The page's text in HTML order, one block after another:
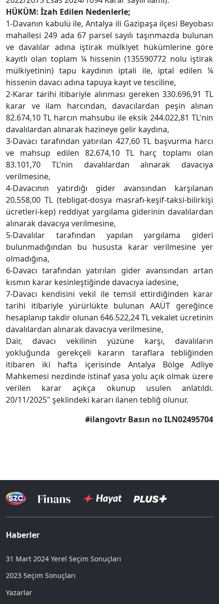
HÜKÜM: İzah Edilen Nedenlerle;
1-Davanın kabulü ile, Antalya ili Gazipaşa ilçesi Beyobası
mahallesi 249 ada 67 parsel sayılı taşınmazda bulunan
ve davalılar adına iştirak mülkiyet hükümlerine göre
kayıtlı olan toplam ¼ hissenin (135590772 nolu iştirak
mülkiyetinin) tapu kaydının iptali ile, iptal edilen ¼
hissenin davacı adına tapuya kayıt ve tesciline,
2-Karar tarihi itibariyle alınması gereken 330.696,91 TL
karar ve ilam harcından, davacılardan peşin alınan
82.674,10 TL harcın mahsubu ile eksik 244.022,81 TL'nin
davalılardan alınarak hazineye gelir kaydına,
3-Davacı tarafından yatırılan 427,60 TL başvurma harcı
ve mahsup edilen 82.674,10 TL harç toplamı olan
83.101,70 TL’nin davalılardan alınarak davacıya
verilmesine,
4-Davacının yatırdığı gider avansından karşılanan
20.558,00 TL (tebligat-dosya masrafı-keşif-taksi-bilirkişi
ücretleri-kep) reddiyat yargılama giderinin davalılardan
alınarak davacıya verilmesine,
5-Davalılar tarafından yapılan yargılama gideri
bulunmadığından bu hususta karar verilmesine yer
olmadığına,
6-Davacı tarafından yatırılan gider avansından artan
kısmın karar kesinleştiğinde davacıya iadesine,
7-Davacı kendisini vekil ile temsil ettirdiğinden karar
tarihi itibariyle yürürlükte bulunan AAÜT gereğince
hesaplanıp takdir olunan 646.522,24 TL vekalet ücretinin
davalılardan alınarak davacıya verilmesine,
Dair, davacı vekilinin yüzüne karşı, davalıların
yokluğunda gerekçeli kararın taraflara tebliğinden
itibaren iki hafta içerisinde Antalya Bölge Adliye
Mahkemesi nezdinde istinaf yasa yolu açık olmak üzere
verilen karar açıkça okunup usulen anlatıldı.
20/11/2025" şeklindeki kararı ilanen tebliğ olunur.
#ilangovtr Basın no ILN02495704
Haberler
31 Mart 2024 Yerel Seçim Sonuçları
2023 Seçim Sonuçları
Yazarlar